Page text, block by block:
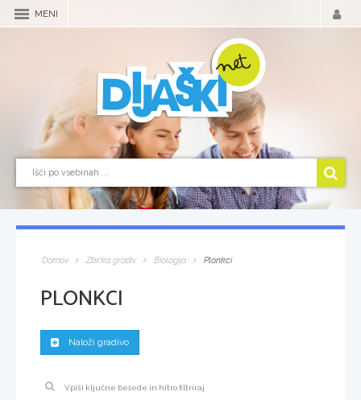
MENI
Domov Zbirka gradiv Biologija Plonkci
PLONKCI
Naloži gradivo